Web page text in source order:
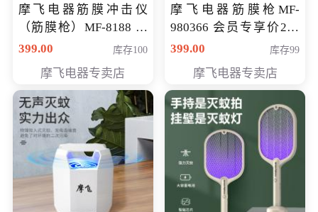
摩飞电器筋膜冲击仪
（筋膜枪）MF-8188 会
员专享价268元
399.00 库存100
摩飞电器专卖店
摩飞电器筋膜枪MF-
980366 会员专享价299
元
399.00 库存99
摩飞电器专卖店